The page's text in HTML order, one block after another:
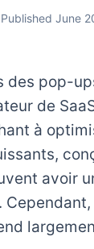
Published June
des pop-
de
à
avoir